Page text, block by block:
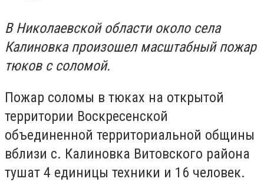
В Николаевской области около села
Калиновка произошел масштабный пожар
тюков с соломой.
Пожар соломы в тюках на открытой
территории Воскресенской
объединенной территориальной общины
вблизи с. Калиновка Витовского района
тушат 4 единицы техники и 16 человек.